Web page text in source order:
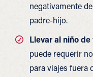
negativamente
padre-hijo.
Llevar al niño
puede requerir
para viajes fuera